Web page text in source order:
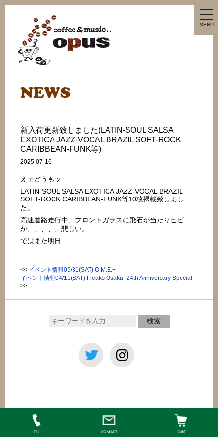
MENU
新入荷更新致しました(LATIN-SOUL SALSA
EXOTICA JAZZ-VOCAL BRAZIL SOFT-ROCK
CARIBBEAN-FUNK等)
2025-07-16
えェどうもッ
LATIN-SOUL SALSA EXOTICA JAZZ-VOCAL BRAZIL
SOFT-ROCK CARIBBEAN-FUNK等10枚掲載致しまし
た。
高速道路走行中、フロントガラスに飛石が当たりヒビ
が、、、、、悲しい。
ではまた明日
<< イベント情報05/31(SAT) O.M.E.+
イベント情報04/11(SAT) Freaks Osaka -24th Anniversary Special
>>